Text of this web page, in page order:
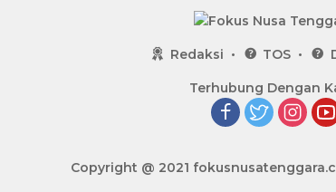
Redaksi TOS
Terhubung Dengan
Copyright @ 2021